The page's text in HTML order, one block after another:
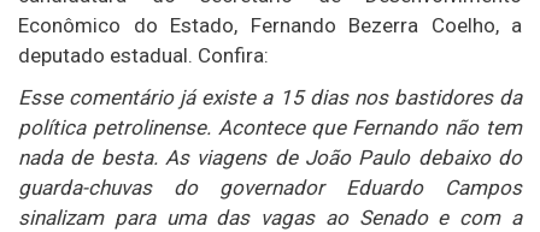
Econômico do Estado, Fernando Bezerra Coelho, a
deputado estadual. Confira:
Esse comentário já existe a 15 dias nos bastidores da
política petrolinense. Acontece que Fernando não tem
nada de besta. As viagens de João Paulo debaixo do
guarda-chuvas do governador Eduardo Campos
sinalizam para uma das vagas ao Senado e com a